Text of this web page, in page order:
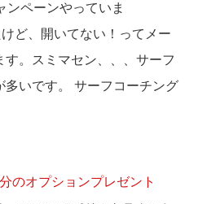
ンペーンやっていま
ど、開いてない！ってメー
。スミマセン、、、サーフ
多いです。 サーフコーチング
のオプションプレゼント